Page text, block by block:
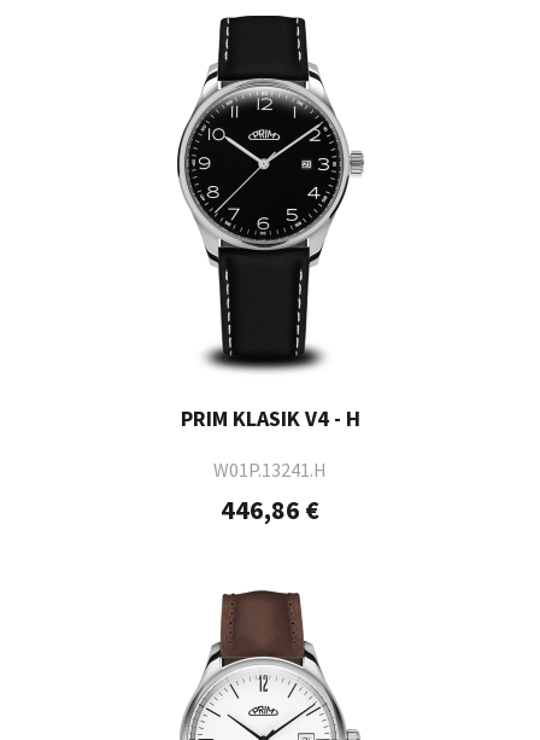
PRIM KLASIK V4 - H
W01P.13241.H
446,86 €